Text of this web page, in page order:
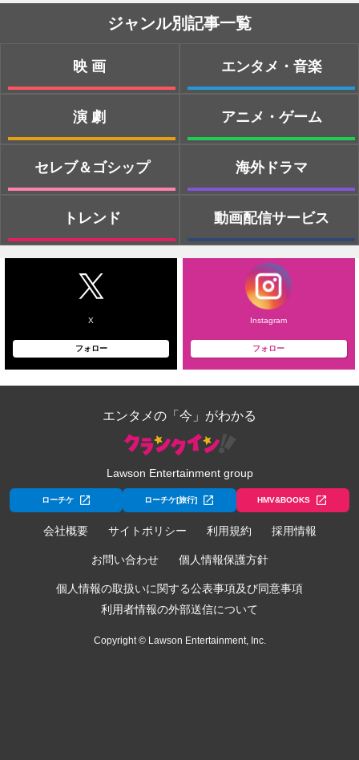
ジャンル別記事一覧
映画
演劇
セレブ＆ゴシップ
トレンド
エンタメ・音楽
アニメ・ゲーム
海外ドラマ
動画配信サービス
X
フォロー
Instagram
フォロー
エンタメの「今」がわかる
Lawson Entertainment group
ローチケ ローチケ[旅行] HMV&BOOKS
会社概要 サイトポリシー 利用規約 採用情報
お問い合わせ 個人情報保護方針
個人情報の取扱いに関する公表事項及び同意事項
利用者情報の外部送信について
Copyright © Lawson Entertainment, Inc.